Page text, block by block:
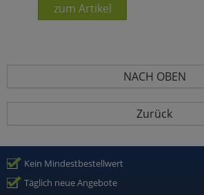
zum Artikel
NACH OBEN
Zurück
Kein Mindestbestellwert
Täglich neue Angebote